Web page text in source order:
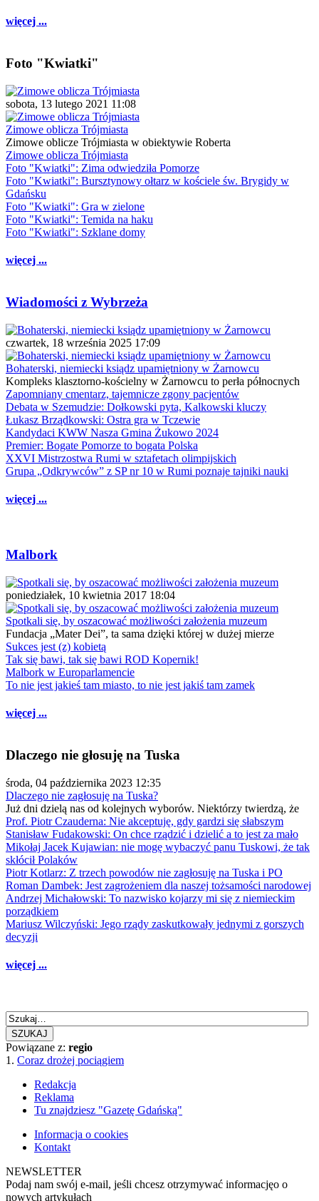
więcej ...
Foto "Kwiatki"
sobota, 13 lutego 2021 11:08
Zimowe oblicza Trójmiasta
Zimowe oblicze Trójmiasta w obiektywie Roberta
Zimowe oblicza Trójmiasta
Foto "Kwiatki": Zima odwiedziła Pomorze
Foto "Kwiatki": Bursztynowy ołtarz w kościele św. Brygidy w
Gdańsku
Foto "Kwiatki": Gra w zielone
Foto "Kwiatki": Temida na haku
Foto "Kwiatki": Szklane domy
więcej ...
Wiadomości z Wybrzeża
czwartek, 18 września 2025 17:09
Bohaterski, niemiecki ksiądz upamiętniony w Żarnowcu
Kompleks klasztorno-kościelny w Żarnowcu to perła północnych
Zapomniany cmentarz, tajemnicze zgony pacjentów
Debata w Szemudzie: Dołkowski pyta, Kalkowski kluczy
Łukasz Brządkowski: Ostra gra w Tczewie
Kandydaci KWW Nasza Gmina Żukowo 2024
Premier: Bogate Pomorze to bogata Polska
XXVI Mistrzostwa Rumi w sztafetach olimpijskich
Grupa „Odkrywców” z SP nr 10 w Rumi poznaje tajniki nauki
więcej ...
Malbork
poniedziałek, 10 kwietnia 2017 18:04
Spotkali się, by oszacować możliwości założenia muzeum
Fundacja „Mater Dei”, ta sama dzięki której w dużej mierze
Sukces jest (z) kobietą
Tak się bawi, tak się bawi ROD Kopernik!
Malbork w Europarlamencie
To nie jest jakieś tam miasto, to nie jest jakiś tam zamek
więcej ...
Dlaczego nie głosuję na Tuska
środa, 04 października 2023 12:35
Dlaczego nie zagłosuję na Tuska?
Już dni dzielą nas od kolejnych wyborów. Niektórzy twierdzą, że
Prof. Piotr Czauderna: Nie akceptuję, gdy gardzi się słabszym
Stanisław Fudakowski: On chce rządzić i dzielić a to jest za mało
Mikołaj Jacek Kujawian: nie mogę wybaczyć panu Tuskowi, że tak
skłócił Polaków
Piotr Kotlarz: Z trzech powodów nie zagłosuję na Tuska i PO
Roman Dambek: Jest zagrożeniem dla naszej tożsamości narodowej
Andrzej Michałowski: To nazwisko kojarzy mi się z niemieckim
porządkiem
Mariusz Wilczyński: Jego rządy zaskutkowały jednymi z gorszych
decyzji
więcej ...
SZUKAJ
Powiązane z: regio
1. Coraz drożej pociągiem
Redakcja
Reklama
Tu znajdziesz "Gazetę Gdańską"
Informacja o cookies
Kontakt
NEWSLETTER
Podaj nam swój e-mail, jeśli chcesz otrzymywać informacjęo o
nowych artykułach